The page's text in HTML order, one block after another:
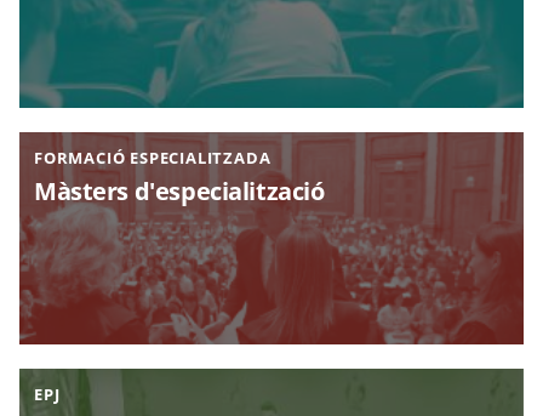
FORMACIÓ ESPECIALITZADA
Màsters d'especialització
EPJ